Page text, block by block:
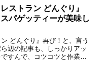
無理矢理、現地の美味しい
うとする感...
ストラン どんぐり』
パゲッティーが美味し
ン どんぐり』再び！と、言う
辺の記事も、しっかりアッ
すんで、コツコツと作業を